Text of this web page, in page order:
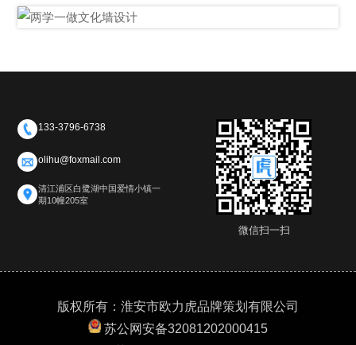
133-3796-6738
olihu@foxmail.com
清江浦区白鹭湖中国爱情小镇一
期10幢205室
微信扫一扫
版权所有：淮安市欧力虎品牌策划有限公司
苏公网安备32081202000415